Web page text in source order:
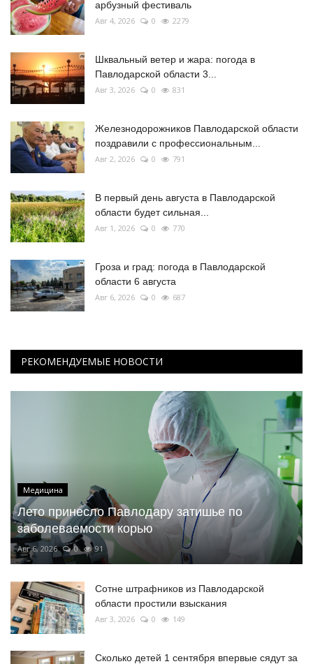
арбузный фестиваль
Авг 4, 2026 0 2279
Шквальный ветер и жара: погода в
Павлодарской области 3...
Авг 3, 2026 0 831
Железнодорожников Павлодарской области
поздравили с профессиональным...
Авг 2, 2026 0 791
В первый день августа в Павлодарской
области будет сильная...
Авг 1, 2026 0 770
Гроза и град: погода в Павлодарской
области 6 августа
Авг 6, 2026 0 687
РЕКОМЕНДУЕМЫЕ НОВОСТИ
Медицина
Лето принесло Павлодару затишье по
заболеваемости корью
Авг 6, 2026 0 91
Сотне штрафников из Павлодарской
области простили взыскания
Авг 3, 2026 0 149
Сколько детей 1 сентября впервые сядут за